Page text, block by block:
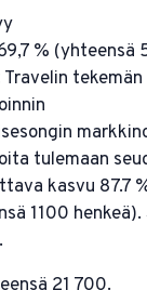
% (yhteensä
tekemän
tulemaan
kasvu 87.7
1100 henkeä).